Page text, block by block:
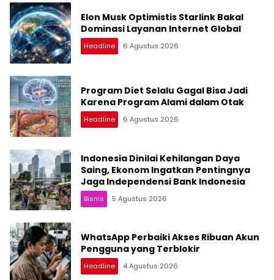
Elon Musk Optimistis Starlink Bakal
Dominasi Layanan Internet Global
Headline 6 Agustus 2026
Program Diet Selalu Gagal Bisa Jadi
Karena Program Alami dalam Otak
Headline 6 Agustus 2026
Indonesia Dinilai Kehilangan Daya
Saing, Ekonom Ingatkan Pentingnya
Jaga Independensi Bank Indonesia
Bisnis 5 Agustus 2026
WhatsApp Perbaiki Akses Ribuan Akun
Pengguna yang Terblokir
Headline 4 Agustus 2026